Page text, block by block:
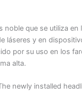
noble que se utiliza en
láseres y en
por su uso en los
alta.
newly installed